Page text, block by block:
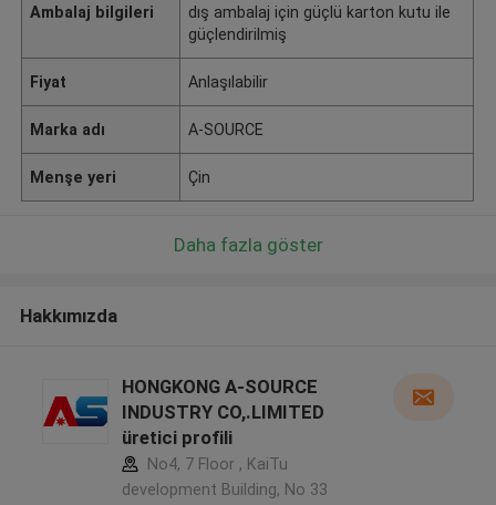
Ambalaj bilgileri
dış ambalaj için güçlü karton kutu ile
güçlendirilmiş
Fiyat Anlaşılabilir
Marka adı A-SOURCE
Menşe yeri Çin
Daha fazla göster
Hakkımızda
HONGKONG A-SOURCE
INDUSTRY CO,.LIMITED
üretici profili
No4, 7 Floor , KaiTu
development Building, No 33